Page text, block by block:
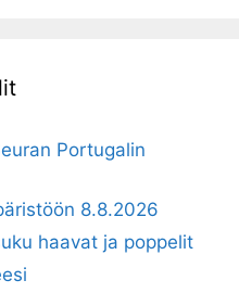
Portugalin
8.8.2026
haavat ja poppelit